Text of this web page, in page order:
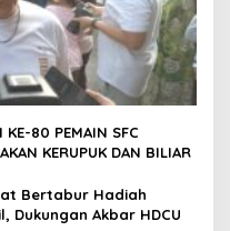
KE-80 PEMAIN SFC
KERUPUK DAN BILIAR
Bertabur Hadiah
Dukungan Akbar HDCU